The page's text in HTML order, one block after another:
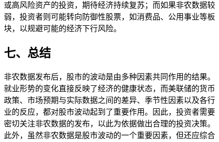
或高风险资产的投资，期待经济持续复苏；而如果非农数据较
弱，投资者则可能转向防御性股票，如消费品、公用事业等板
块，以规避可能的经济下行风险。
七、总结
非农数据发布后，股市的波动是由多种因素共同作用的结果。
就业形势的变化直接反映了经济的健康状态，而美联储的货币
政策、市场预期与实际数据之间的差异、季节性因素以及各行
业的反应，都对股市波动起到了重要作用。因此，投资者需要
密切关注非农数据的发布，以此为依据做出合理的投资决策。
此外，虽然非农数据是股市波动的一个重要因素，但还应综合